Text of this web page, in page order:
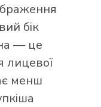
бік
— це
лицевої
менш